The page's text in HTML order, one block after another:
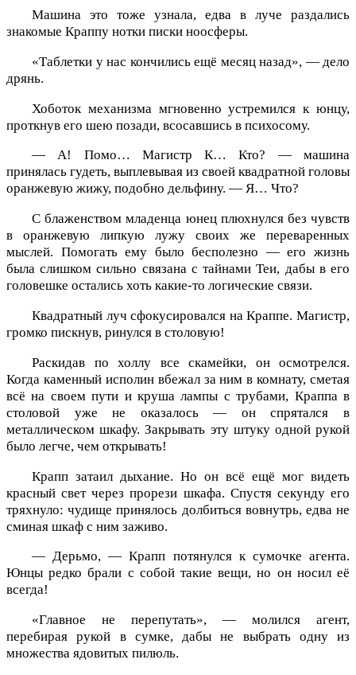
Машина это тоже узнала, едва в луче раздались
знакомые Краппу нотки писки ноосферы.
«Таблетки у нас кончились ещё месяц назад», — дело
дрянь.
Хоботок механизма мгновенно устремился к юнцу,
проткнув его шею позади, всосавшись в психосому.
— А! Помо… Магистр К… Кто? — машина
принялась гудеть, выплевывая из своей квадратной головы
оранжевую жижу, подобно дельфину. — Я… Что?
С блаженством младенца юнец плюхнулся без чувств
в оранжевую липкую лужу своих же переваренных
мыслей. Помогать ему было бесполезно — его жизнь
была слишком сильно связана с тайнами Теи, дабы в его
головешке остались хоть какие-то логические связи.
Квадратный луч сфокусировался на Краппе. Магистр,
громко пискнув, ринулся в столовую!
Раскидав по холлу все скамейки, он осмотрелся.
Когда каменный исполин вбежал за ним в комнату, сметая
всё на своем пути и круша лампы с трубами, Краппа в
столовой уже не оказалось — он спрятался в
металлическом шкафу. Закрывать эту штуку одной рукой
было легче, чем открывать!
Крапп затаил дыхание. Но он всё ещё мог видеть
красный свет через прорези шкафа. Спустя секунду его
тряхнуло: чудище принялось долбиться вовнутрь, едва не
сминая шкаф с ним заживо.
— Дерьмо, — Крапп потянулся к сумочке агента.
Юнцы редко брали с собой такие вещи, но он носил её
всегда!
«Главное не перепутать», — молился агент,
перебирая рукой в сумке, дабы не выбрать одну из
множества ядовитых пилюль.